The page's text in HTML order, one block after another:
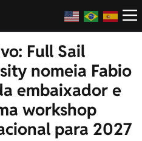
Full Sail
nomeia Fabio
embaixador e
workshop
para 2027